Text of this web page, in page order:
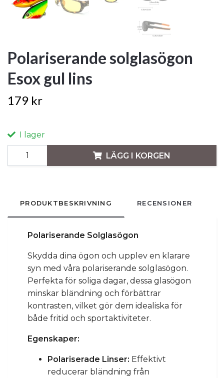
Polariserande solglasögon
Esox gul lins
179 kr
I lager
LÄGG I KORGEN
PRODUKTBESKRIVNING RECENSIONER
Polariserande Solglasögon
Skydda dina ögon och upplev en klarare
syn med våra polariserande solglasögon.
Perfekta för soliga dagar, dessa glasögon
minskar bländning och förbättrar
kontrasten, vilket gör dem idealiska för
både fritid och sportaktiviteter.
Egenskaper:
Polariserade Linser: Effektivt
reducerar bländning från